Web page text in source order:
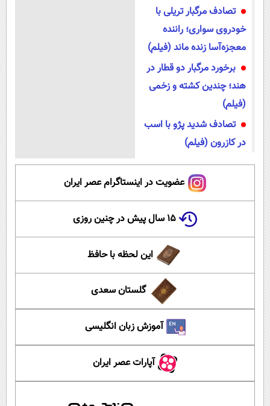
تصادف مرگبار تریلی با
خودروی سواری؛ راننده
معجزه‌آسا زنده ماند (فیلم)
برخورد مرگبار دو قطار در
هند؛ چندین کشته و زخمی
(فیلم)
تصادف شدید پژو با اسب
در کازرون (فیلم)
عضویت در اینستاگرام عصر ایران
۱۵ سال پیش در چنین روزی
این لحظه با حافظ
گلستان سعدی
آموزش زبان انگلیسی
آپارات عصر ایران